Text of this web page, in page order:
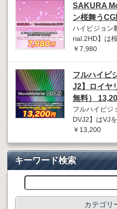
SAKURA
ン桜舞う
ハイビジョン
rial.2HD】は
￥7,980
フルハイビ
J2】ロイヤ
無料）
フルハイビジ
DVJ2】はVJ
￥13,200
キーワード検索
カテゴリ